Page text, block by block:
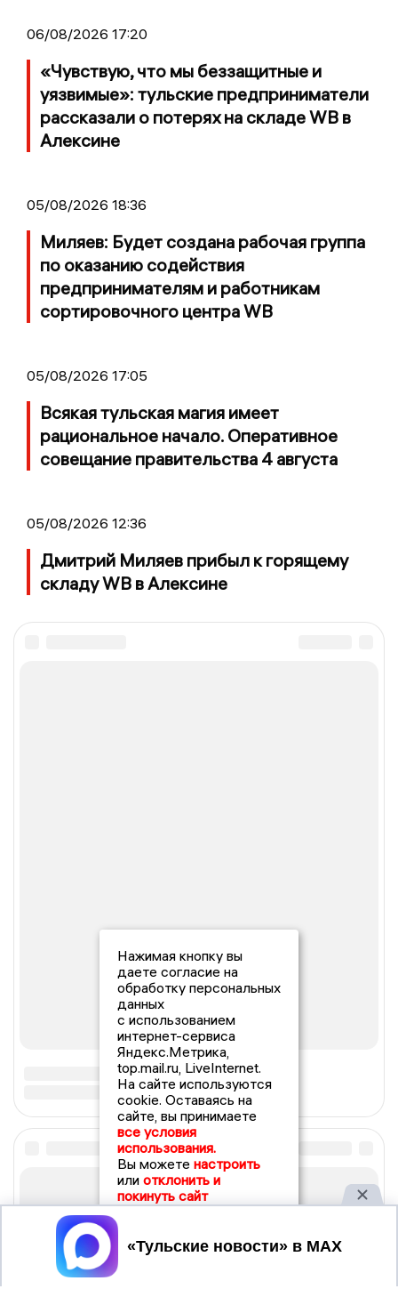
06/08/2026 17:20
«Чувствую, что мы беззащитные и
уязвимые»: тульские предприниматели
рассказали о потерях на складе WB в
Алексине
05/08/2026 18:36
Миляев: Будет создана рабочая группа
по оказанию содействия
предпринимателям и работникам
сортировочного центра WB
05/08/2026 17:05
Всякая тульская магия имеет
рациональное начало. Оперативное
совещание правительства 4 августа
05/08/2026 12:36
Дмитрий Миляев прибыл к горящему
складу WB в Алексине
Нажимая кнопку вы
даете согласие на
обработку персональных
данных
с использованием
интернет-сервиса
Яндекс.Метрика,
top.mail.ru, LiveInternet.
На сайте используются
cookie. Оставаясь на
сайте, вы принимаете
все условия
использования.
Вы можете настроить
или отклонить и
покинуть сайт
Принять